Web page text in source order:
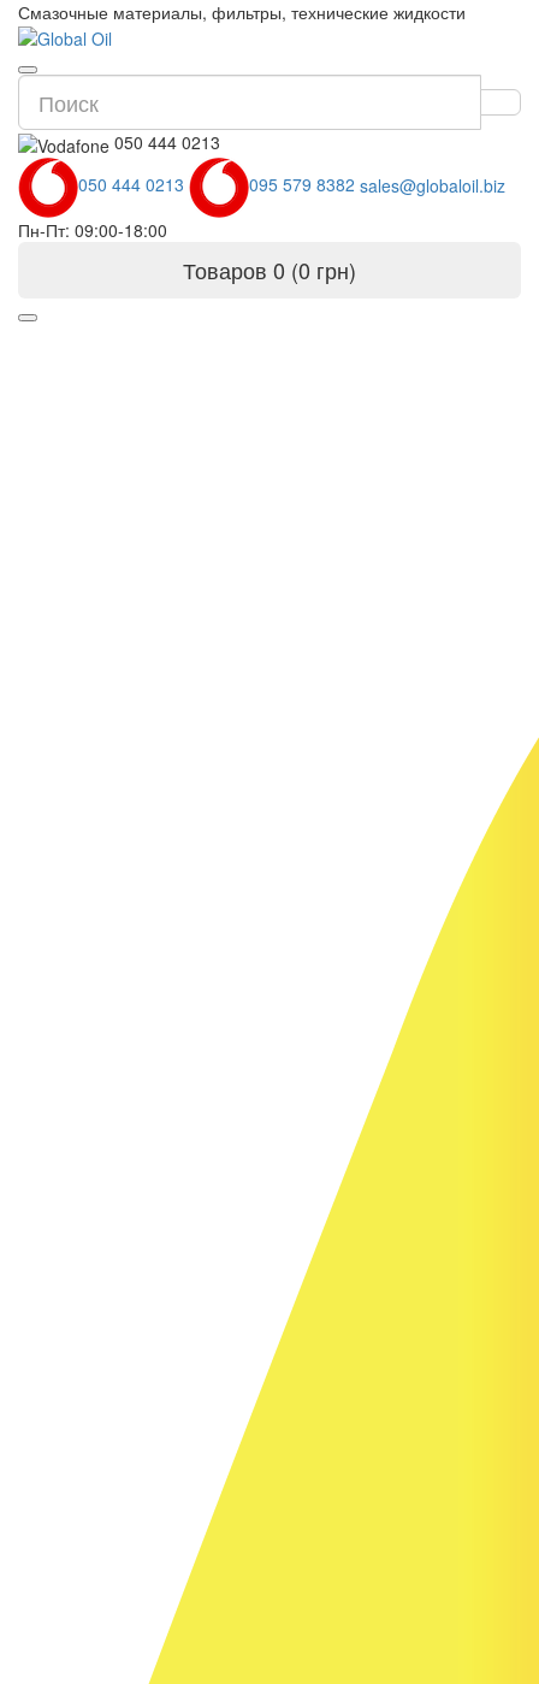
Смазочные материалы, фильтры, технические жидкости
050 444 0213
050 444 0213
095 579 8382 sales@globaloil.biz
Пн-Пт: 09:00-18:00
Товаров 0 (0 грн)